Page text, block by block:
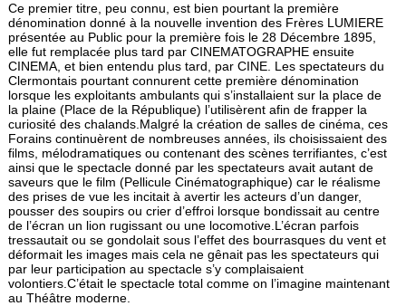
Ce premier titre, peu connu, est bien pourtant la première
dénomination donné à la nouvelle invention des Frères LUMIERE
présentée au Public pour la première fois le 28 Décembre 1895,
elle fut remplacée plus tard par CINEMATOGRAPHE ensuite
CINEMA, et bien entendu plus tard, par CINE. Les spectateurs du
Clermontais pourtant connurent cette première dénomination
lorsque les exploitants ambulants qui s’installaient sur la place de
la plaine (Place de la République) l’utilisèrent afin de frapper la
curiosité des chalands.Malgré la création de salles de cinéma, ces
Forains continuèrent de nombreuses années, ils choisissaient des
films, mélodramatiques ou contenant des scènes terrifiantes, c’est
ainsi que le spectacle donné par les spectateurs avait autant de
saveurs que le film (Pellicule Cinématographique) car le réalisme
des prises de vue les incitait à avertir les acteurs d’un danger,
pousser des soupirs ou crier d’effroi lorsque bondissait au centre
de l’écran un lion rugissant ou une locomotive.L’écran parfois
tressautait ou se gondolait sous l’effet des bourrasques du vent et
déformait les images mais cela ne gênait pas les spectateurs qui
par leur participation au spectacle s’y complaisaient
volontiers.C’était le spectacle total comme on l’imagine maintenant
au Théâtre moderne.